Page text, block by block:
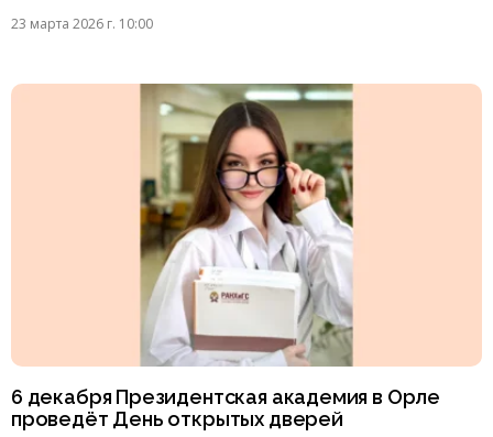
23 марта 2026 г. 10:00
6 декабря Президентская академия в Орле
проведёт День открытых дверей